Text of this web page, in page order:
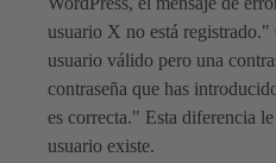
usuario X no está
usuario válido pero una
contraseña que has
es correcta." Esta diferencia
usuario existe.